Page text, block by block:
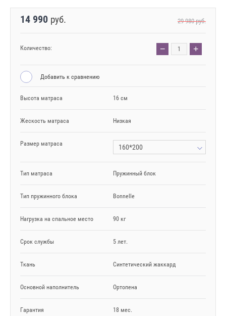
14 990 руб. 29 980руб.
Количество: − +
Добавить к сравнению
Высота матраса 16 см
Жескость матраса Низкая
Размер матраса 160*200
Тип матраса Пружинный блок
Тип пружинного блока Bonnelle
Нагрузка на спальное место 90 кг
Срок службы 5 лет.
Ткань Синтетический жаккард
Основной наполнитель Ортопена
Гарантия 18 мес.